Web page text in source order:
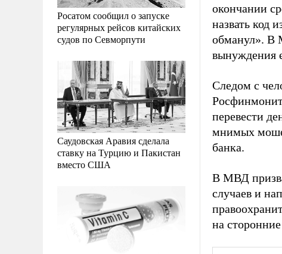
Росатом сообщил о запуске
регулярных рейсов китайских
судов по Севморпути
Саудовская Аравия сделала
ставку на Турцию и Пакистан
вместо США
окончании
назвать код
обманул». В
вынуждения
Следом с
перевести
мнимых
банка.
В МВД
случаев и
на сторонние